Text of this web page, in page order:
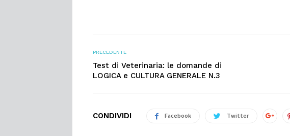
PRECEDENTE
Test di Veterinaria: le domande di
LOGICA e CULTURA GENERALE N.3
CONDIVIDI Facebook Twitter